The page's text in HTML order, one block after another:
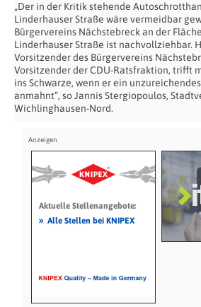
„Der in der Kritik stehende
Linderhauser Straße wäre vermeidbar
Bürgervereins Nächstebreck an der
Linderhauser Straße ist nachvollziehbar.
Vorsitzender des Bürgervereins
Vorsitzender der CDU-Ratsfraktion, trifft
ins Schwarze, wenn er ein
anmahnt“, so Jannis Stergiopoulos,
Wichlinghausen-Nord.
Aktuelle Stellenangebote:
» Alle Stellen bei KNIPEX